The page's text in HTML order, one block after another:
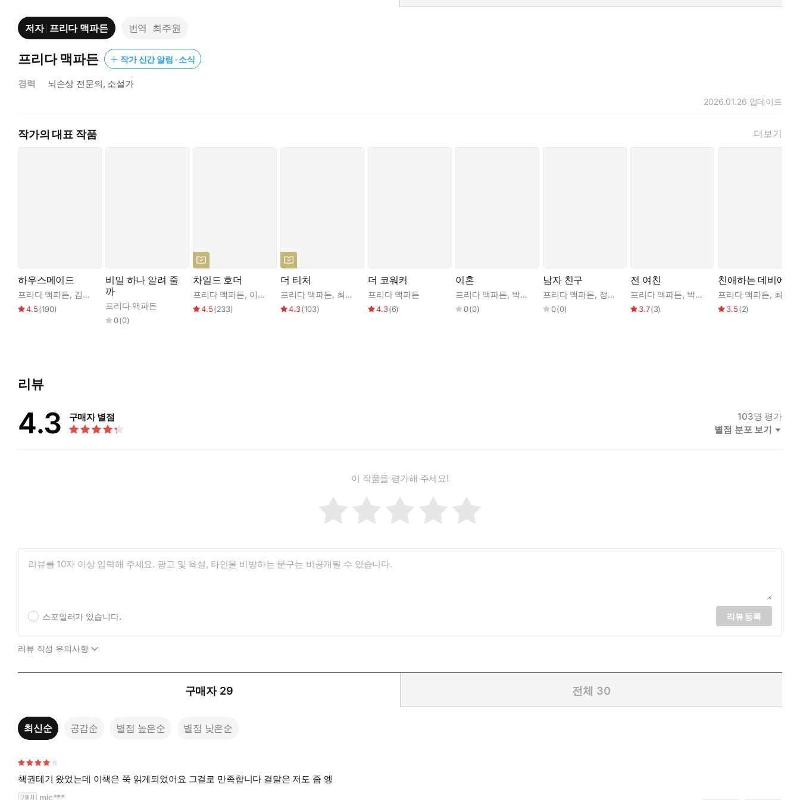
저자 프리다 맥파든 번역 최주원
프리다 맥파든 작가 신간 알림 · 소식
경력 뇌손상 전문의, 소설가
2026.01.26 업데이트
작가의 대표 작품 더보기
하우스메이드
프리다 맥파든, 김은영
4.5(190)
비밀 하나 알려 줄
까
프리다 맥파든
0(0)
차일드 호더
프리다 맥파든, 이민희
4.5(233)
더 티처
프리다 맥파든, 최주원
4.3(103)
더 코워커
프리다 맥파든
4.3(6)
이혼
프리다 맥파든, 박지현
0(0)
남자 친구
프리다 맥파든, 정미정
0(0)
전 여친
프리다 맥파든, 박지현
3.7(3)
친애하는 데비에게
프리다 맥파든, 최주원
3.5(2)
리뷰
4.3 구매자 별점 103명 평가
별점 분포 보기
이 작품을 평가해 주세요!
스포일러가 있습니다. 리뷰 등록
리뷰 작성 유의사항
구매자 29 전체 30
최신순 공감순 별점 높은순 별점 낮은순
책권테기 왔었는데 이책은 쭉 읽게되었어요 그걸로 만족합니다 결말은 저도 좀 엥
mic***